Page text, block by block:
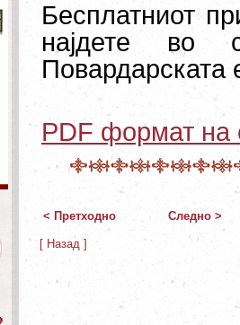
Бесплатниот
најдете во
Повардарската
PDF формат на
< Претходно Следно >
[ Назад ]